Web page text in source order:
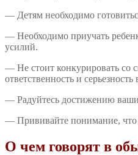
— Детям необходимо
— Необходимо приучать
усилий.
— Не стоит конкурировать со
ответственность и серьезность
— Радуйтесь достижению
— Прививайте понимание, что
О чем говорят в